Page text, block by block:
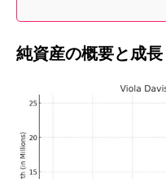
純資産の概要と成長